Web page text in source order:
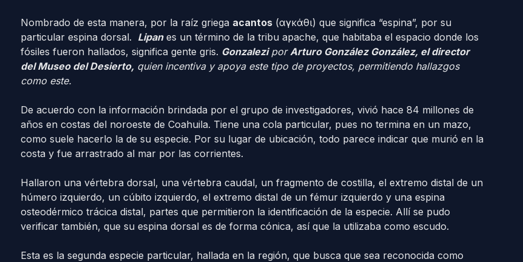
Nombrado de esta manera, por la raíz griega acantos(αγκάθι) que significa “espina”, por su
particular espina dorsal. Lipan es un término de la tribu apache, que habitaba el espacio donde los
fósiles fueron hallados, significa gente gris. GonzaleziporArturo González González, el director
del Museo del Desierto,quien incentiva y apoya este tipo de proyectos, permitiendo hallazgos
como este.
De acuerdo con la información brindada por el grupo de investigadores, vivió hace 84 millones de
años en costas del noroeste de Coahuila. Tiene una cola particular, pues no termina en un mazo,
como suele hacerlo la de su especie. Por su lugar de ubicación, todo parece indicar que murió en la
costa y fue arrastrado al mar por las corrientes.
Hallaron una vértebra dorsal, una vértebra caudal, un fragmento de costilla, el extremo distal de un
húmero izquierdo, un cúbito izquierdo, el extremo distal de un fémur izquierdo y una espina
osteodérmico trácica distal, partes que permitieron la identificación de la especie. Allí se pudo
verificar también, que su espina dorsal es de forma cónica, así que la utilizaba como escudo.
Esta es la segunda especie particular, hallada en la región, que busca que sea reconocida como